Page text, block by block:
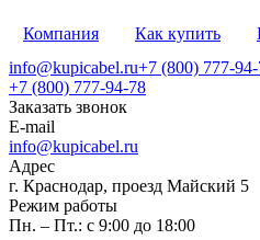
Компания Как купить
info@kupicabel.ru+7 (800) 777-
+7 (800) 777-94-78
Заказать звонок
E-mail
info@kupicabel.ru
Адрес
г. Краснодар, проезд Майский 5
Режим работы
Пн. – Пт.: с 9:00 до 18:00